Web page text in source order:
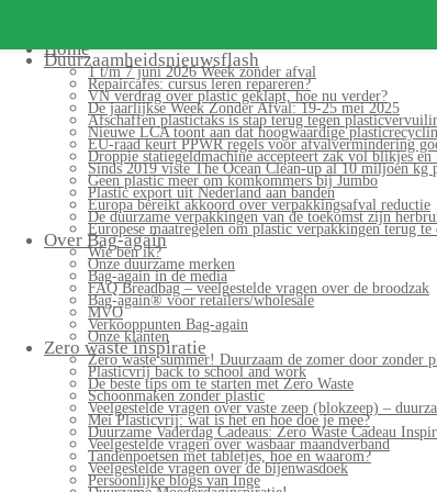
Home
Duurzaamheidsnieuwsflash
1 t/m 7 juni 2026 Week zonder afval
Repaircafés: cursus leren repareren?
VN verdrag over plastic geklapt, hoe nu verder?
De jaarlijkse Week Zonder Afval: 19-25 mei 2025
Afschaffen plastictaks is stap terug tegen
Nieuwe LCA toont aan dat hoogwaardige
EU-raad keurt PPWR regels voor afvalvermindering
Droppie statiegeldmachine accepteert zak vol blikjes en
Sinds 2019 viste The Ocean Clean-up al 10 miljoen kg
Geen plastic meer om komkommers bij Jumbo
Plastic export uit Nederland aan banden
Europa bereikt akkoord over verpakkingsafval reductie
De duurzame verpakkingen van de toekomst zijn
Europese maatregelen om plastic verpakkingen terug te
Over Bag-again
Wie ben ik?
Onze duurzame merken
Bag-again in de media
FAQ Breadbag – veelgestelde vragen over de broodzak
Bag-again® voor retailers/wholesale
MVO
Verkooppunten Bag-again
Onze klanten
Zero waste inspiratie
Zero waste summer! Duurzaam de zomer door zonder
Plasticvrij back to school and work
De beste tips om te starten met Zero Waste
Schoonmaken zonder plastic
Veelgestelde vragen over vaste zeep (blokzeep) –
Mei Plasticvrij: wat is het en hoe doe je mee?
Duurzame Vaderdag Cadeaus: Zero Waste Cadeau
Veelgestelde vragen over wasbaar maandverband
Tandenpoetsen met tabletjes, hoe en waarom?
Veelgestelde vragen over de bijenwasdoek
Persoonlijke blogs van Inge